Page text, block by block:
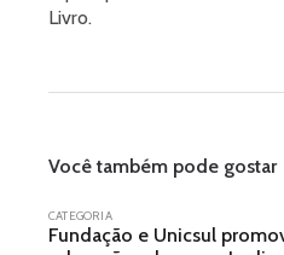
Livro.
Você também pode gostar
CATEGORIA
Fundação e Unicsul